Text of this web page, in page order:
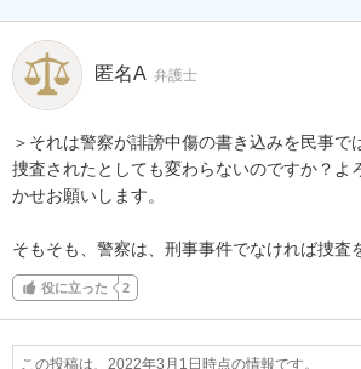
匿名A 弁護士
＞それは警察が誹謗中傷の書き込みを民事で
捜査されたとしても変わらないのですか？よ
かせお願いします。
そもそも、警察は、刑事事件でなければ捜査
役に立った 2
この投稿は、2022年3月1日時点の情報です。